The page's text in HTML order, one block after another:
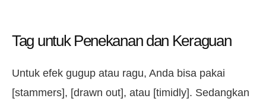
Tag untuk Penekanan dan Keraguan
Untuk efek gugup atau ragu, Anda bisa pakai
[stammers], [drawn out], atau [timidly]. Sedangkan